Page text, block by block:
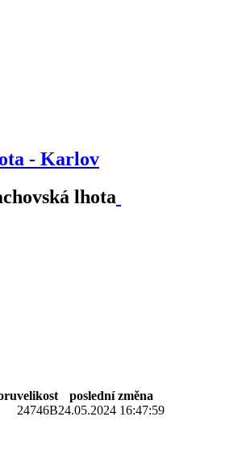
- Karlov
lhota
velikost
poslední změna
24746B24.05.2024 16:47:59